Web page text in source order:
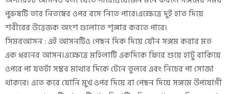
পুরুষটি তার নিতম্বের ওপর বসে নিতে পারে।এক্ষেত্রে দুই হাত দিয়ে
শরীরের উত্তেজক অংশ গুলোতে শৃঙ্গার করতে পারে।
সিমরআসন : এই আসনটিও পেছন দিক দিয়ে যৌন সঙ্গম করার মত
এক ধরনের আসন।এক্ষেত্রে মহিলাটি একদিকে ফিরে শুয়ে হাটু বাকিয়ে
ওপরে পা যতটা সম্ভব মাথার দিকে টেনে তুলবে এবং নিচের পা সোজা
থাকবে। এতে করে যোনি মুখ ওপর দিয়ে বা পেছন দিয়ে সঙ্গমে উপযোগী